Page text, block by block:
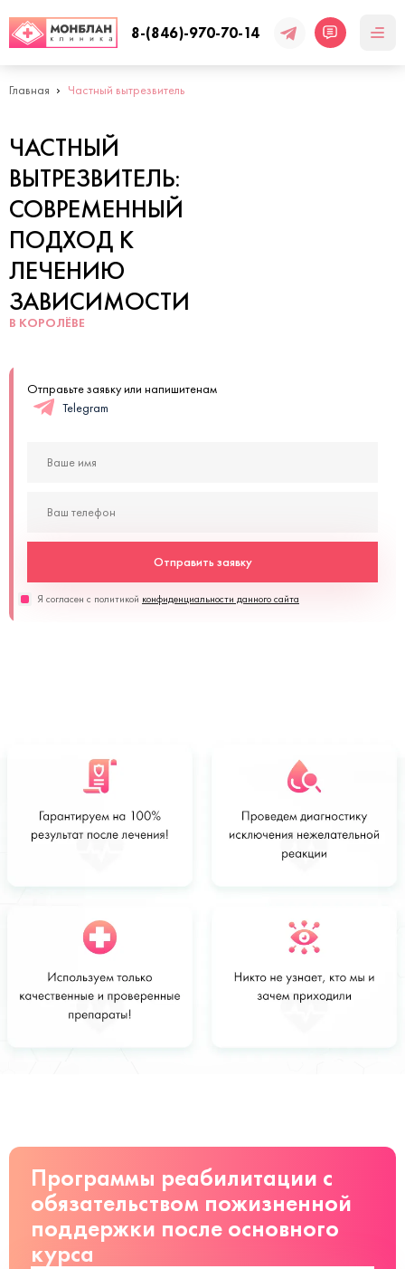
8-(846)-970-70-14
Главная Частный вытрезвитель
ЧАСТНЫЙ
ВЫТРЕЗВИТЕЛЬ:
СОВРЕМЕННЫЙ
ПОДХОД К
ЛЕЧЕНИЮ
ЗАВИСИМОСТИ
В КОРОЛЁВЕ
Отправьте заявку или напишитенам
Telegram
Отправить заявку
Я согласен с политикой конфиденциальности данного сайта
Стоимость
от 5500 руб
Заказать
Программы реабилитации с
обязательством пожизненной
поддержки после основного
курса